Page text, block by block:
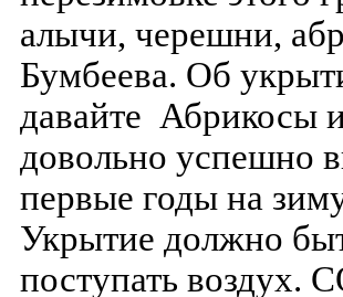
алычи, черешни,
Бумбеева. Об
давайте Абрикосы
довольно успешно
первые годы на
Укрытие должно
поступать